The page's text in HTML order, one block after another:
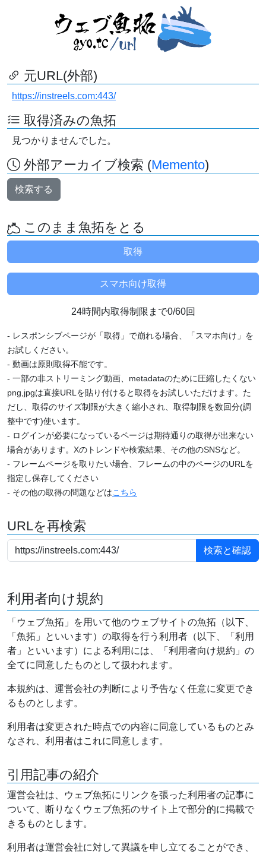
元URL(外部)
https://instreels.com:443/
取得済みの魚拓
見つかりませんでした。
外部アーカイブ検索 (Memento)
検索する
このまま魚拓をとる
24時間内取得制限まで0/60回
- レスポンシブページが「取得」で崩れる場合、「スマホ向け」を
お試しください。
- 動画は原則取得不能です。
- 一部の非ストリーミング動画、metadataのために圧縮したくない
png,jpgは直接URLを貼り付けると取得をお試しいただけます。た
だし、取得のサイズ制限が大きく縮小され、取得制限を数回分(調
整中です)使います。
- ログインが必要になっているページは期待通りの取得が出来ない
場合があります。Xのトレンドや検索結果、その他のSNSなど。
- フレームページを取りたい場合、フレームの中のページのURLを
指定し保存してください
- その他の取得の問題などはこちら
URLを再検索
利用者向け規約
「ウェブ魚拓」を用いて他のウェブサイトの魚拓（以下、
「魚拓」といいます）の取得を行う利用者（以下、「利用
者」といいます）による利用には、「利用者向け規約」の
全てに同意したものとして扱われます。
本規約は、運営会社の判断により予告なく任意に変更でき
るものとします。
利用者は変更された時点での内容に同意しているものとみ
なされ、利用者はこれに同意します。
引用記事の紹介
運営会社は、ウェブ魚拓にリンクを張った利用者の記事に
ついて、断りなくウェブ魚拓のサイト上で部分的に掲載で
きるものとします。
利用者は運営会社に対して異議を申し立てることができ、